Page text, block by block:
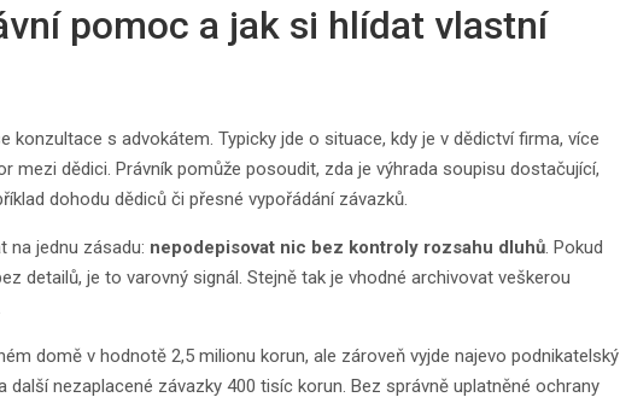
pomoc a jak si hlídat vlastní
s advokátem. Typicky jde o situace, kdy je v dědictví firma, více
mezi dědici. Právník pomůže posoudit, zda je výhrada soupisu dostačující,
dohodu dědiců či přesné vypořádání závazků.
na jednu zásadu: nepodepisovat nic bez kontroly rozsahu dluhů. Pokud
detailů, je to varovný signál. Stejně tak je vhodné archivovat veškerou
domě v hodnotě 2,5 milionu korun, ale zároveň vyjde najevo podnikatelský
další nezaplacené závazky 400 tisíc korun. Bez správně uplatněné ochrany